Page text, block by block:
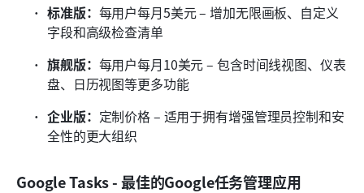
标准版： 每用户每月5美元 – 增加无限画板、自定义
字段和高级检查清单
旗舰版： 每用户每月10美元 – 包含时间线视图、仪表
盘、日历视图等更多功能
企业版： 定制价格 – 适用于拥有增强管理员控制和安
全性的更大组织
Google Tasks - 最佳的Google任务管理应用